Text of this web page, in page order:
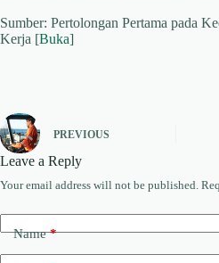
Sumber: Pertolongan Pertama pada
Kerja [Buka]
PREVIOUS
Leave a Reply
Your email address will not be published.
Name*